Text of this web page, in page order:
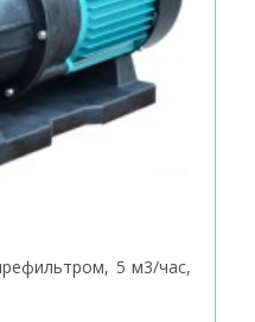
5 м3/час,